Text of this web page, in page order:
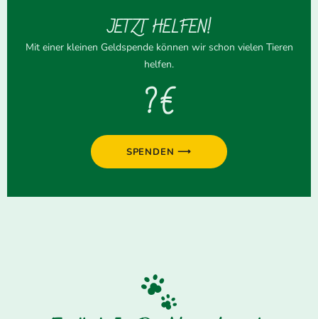
JETZT HELFEN!
Mit einer kleinen Geldspende können wir schon vielen Tieren
helfen.
? €
SPENDEN ⟶